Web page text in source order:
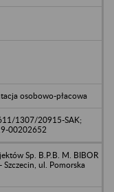
osobowo-płacowa
1307/20915-SAK;
00202652
Sp. B.P.B. M. BIBOR
Szczecin, ul. Pomorska